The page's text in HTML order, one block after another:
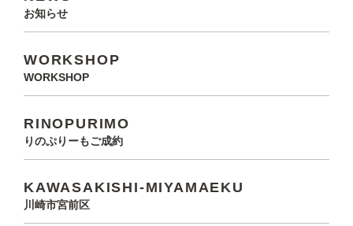
お知らせ
WORKSHOP
WORKSHOP
RINOPURIMO
りのぷりーもご成約
KAWASAKISHI-MIYAMAEKU
川崎市宮前区